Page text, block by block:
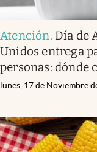
Atención. Día de
Unidos entrega
personas: dónde
lunes, 17 de Noviembre